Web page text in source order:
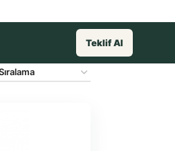
Teklif Al